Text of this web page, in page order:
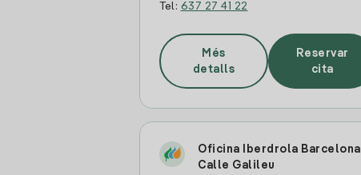
Tel: 637 27 41 22
Més
detalls
Reservar
cita
Oficina Iberdrola Barcelona
Calle Galileu